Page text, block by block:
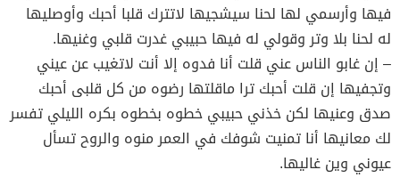
فيها وأرسمي لها لحنا سيشجيها لاتترك قلبا أحبك وأوصليها
له لحنا بلا وتر وقولي له فيها حبيبي غدرت قلبي وغنيها.
– إن غابو الناس عني قلت أنا فدوه إلا أنت لاتغيب عن عيني
وتجفيها إن قلت أحبك ترا ماقلتها رضوه من كل قلبى أحبك
صدق وعنيها لكن خذني حبيبي خطوه بخطوه بكره الليلي تفسر
لك معانيها أنا تمنيت شوفك في العمر منوه والروح تسأل
عيوني وين غاليها.